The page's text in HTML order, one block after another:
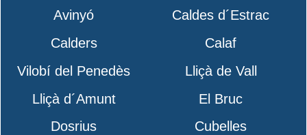
Avinyó
Caldes d´Estrac
Calders
Calaf
Vilobí del Penedès
Lliçà de Vall
Lliçà d´Amunt
El Bruc
Dosrius
Cubelles